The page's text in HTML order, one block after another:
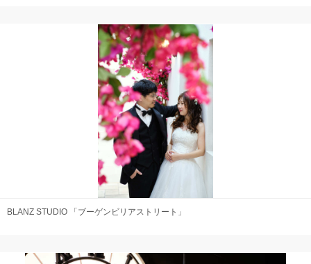
チャペルでの撮影
豊富なドレス
豊富な色打掛・着物
ペットと撮影
家族・友人と撮影
マタニティフォト
ソロウエディング
海での撮影
BLANZ STUDIO 「ブーゲンビリアストリート」